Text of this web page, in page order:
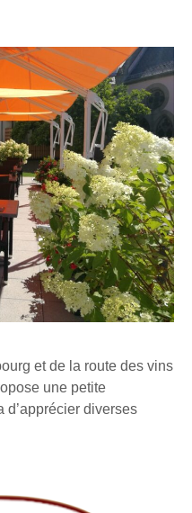
et de la route des vins
une petite
d’apprécier diverses